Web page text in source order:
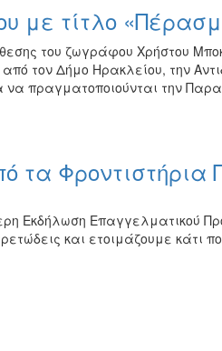
με τίτλο
του ζωγράφου Χρήστου
τον Δήμο Ηρακλείου, την
πραγματοποιούνται την
τα Φροντιστήρια
Εκδήλωση Επαγγελματικού
και ετοιμάζουμε κάτι